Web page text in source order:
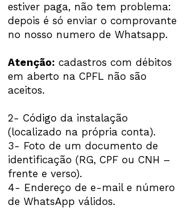
estiver paga, não tem problema:
depois é só enviar o comprovante
no nosso numero de Whatsapp.
Atenção: cadastros com débitos
em aberto na CPFL não são
aceitos.
2- Código da instalação
(localizado na própria conta).
3- Foto de um documento de
identificação (RG, CPF ou CNH –
frente e verso).
4- Endereço de e-mail e número
de WhatsApp válidos.